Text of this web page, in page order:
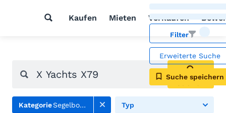
Kaufen Mieten Verkaufen
Filter
Erweiterte Suche
Suche speichern
Suchen
KategorieSegelboote Typ